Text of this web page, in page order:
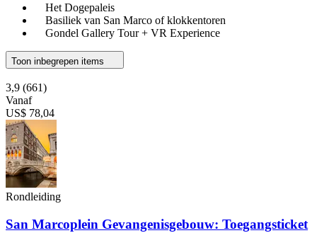
Het Dogepaleis
Basiliek van San Marco of klokkentoren
Gondel Gallery Tour + VR Experience
Toon inbegrepen items
3,9 (661)
Vanaf
US$ 78,04
Rondleiding
San Marcoplein Gevangenisgebouw: Toegangsticket